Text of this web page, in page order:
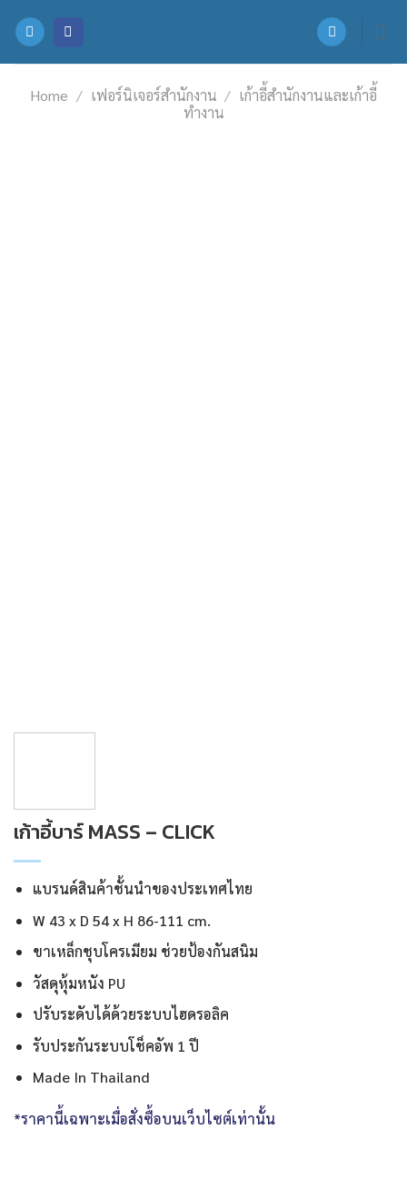
Home / เฟอร์นิเจอร์สำนักงาน / เก้าอี้สำนักงานและเก้าอี้
ทำงาน
เก้าอี้บาร์ MASS – CLICK
แบรนด์สินค้าชั้นนำของประเทศไทย
W 43 x D 54 x H 86-111 cm.
ขาเหล็กชุบโครเมียม ช่วยป้องกันสนิม
วัสดุหุ้มหนัง PU
ปรับระดับได้ด้วยระบบไฮดรอลิค
รับประกันระบบโช็คอัพ 1 ปี
Made In Thailand
*ราคานี้เฉพาะเมื่อสั่งซื้อบนเว็บไซต์เท่านั้น